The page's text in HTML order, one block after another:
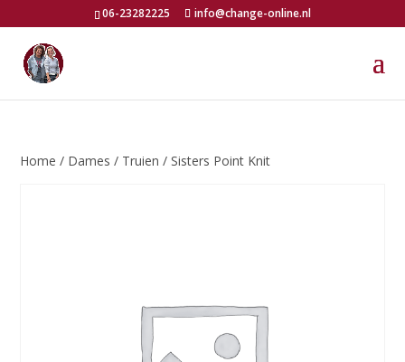
06-23282225 info@change-online.nl
Home / Dames / Truien / Sisters Point Knit